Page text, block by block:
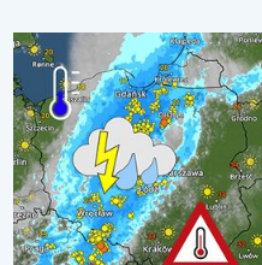
Ulewy, wichury, grad, trąba